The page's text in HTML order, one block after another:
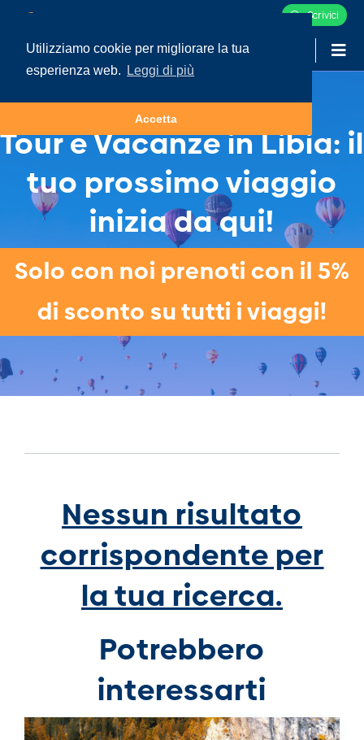
Utilizziamo cookie per migliorare la tua
esperienza web.
Leggi di più
Accetta
Scrivici
Tour e Vacanze in Libia: il
tuo prossimo viaggio
inizia da qui!
Solo con noi prenoti con il 5%
di sconto su tutti i viaggi!
Nessun risultato
corrispondente per
la tua ricerca.
Potrebbero
interessarti